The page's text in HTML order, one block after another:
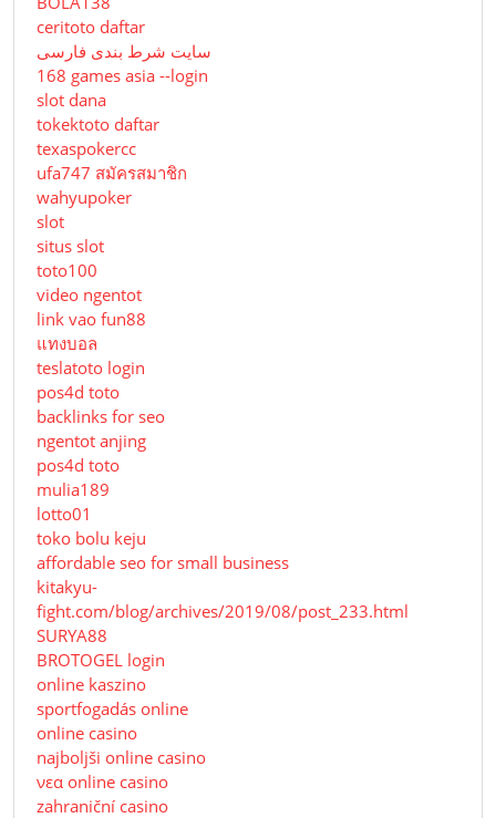
ceritoto daftar
سایت شرط بندی فارسی
168 games asia --login
slot dana
tokektoto daftar
texaspokercc
ufa747 สมัครสมาชิก
wahyupoker
slot
situs slot
toto100
video ngentot
link vao fun88
แทงบอล
teslatoto login
pos4d toto
backlinks for seo
ngentot anjing
pos4d toto
mulia189
lotto01
toko bolu keju
affordable seo for small business
kitakyu-
fight.com/blog/archives/2019/08/post_233.html
SURYA88
BROTOGEL login
online kaszino
sportfogadás online
online casino
najboljši online casino
νεα online casino
zahraniční casino